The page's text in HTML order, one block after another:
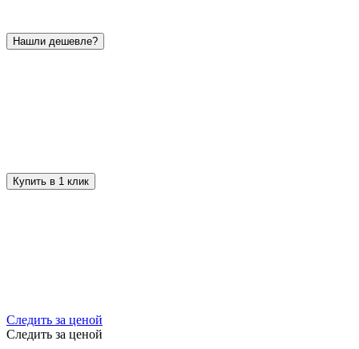
Нашли дешевле?
Купить в 1 клик
Следить за ценой
Следить за ценой